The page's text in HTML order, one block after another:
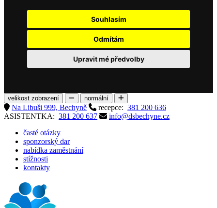
Souhlasím
Odmítám
Upravit mé předvolby
velikost zobrazení normální
Na Libuši 999, Bechyně recepce: 381 200 636
ASISTENTKA: 381 200 637
info@dsbechyne.cz
časté otázky
sponzorský dar
nabídka zaměstnání
stížnosti
kontakty